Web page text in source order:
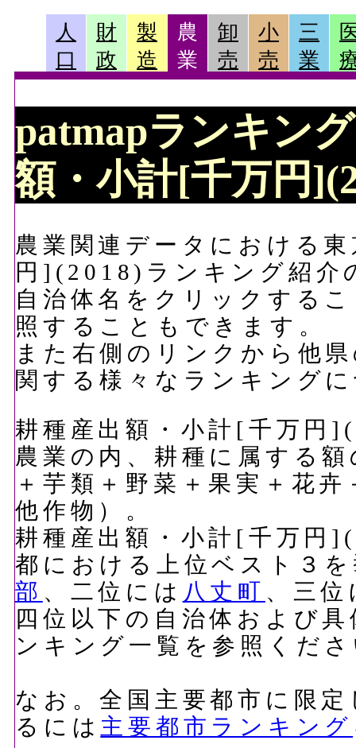
人
口
財
政
製
造
農
業
卸
売
小
売
三
業
patmapランキン
額・小計[千万円
農業関連データにおける
円](2018)ランキング紹介
自治体名をクリックする
照することもできます。
また右側のリンクから他
関する様々なランキング
耕種産出額・小計[千万円
農業の内、耕種に属する
＋芋類＋野菜＋果実＋花
他作物）。
耕種産出額・小計[千万円
都における上位ベスト３
部 、二位には 八丈町 、三位
四位以下の自治体および
ンキング一覧を参照くだ
なお。全国主要都市に限
るには 主要都市ランキング